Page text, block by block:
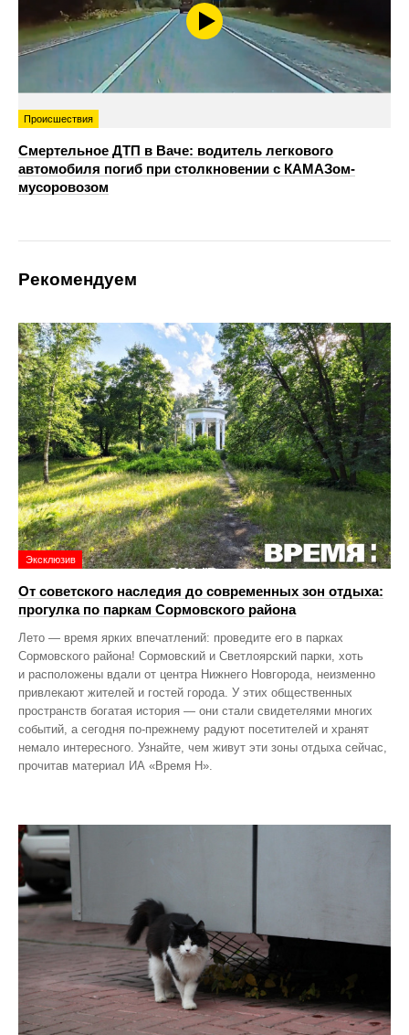
Происшествия
Смертельное ДТП в Ваче: водитель легкового
автомобиля погиб при столкновении с КАМАЗом-
мусоровозом
Рекомендуем
Эксклюзив
От советского наследия до современных зон отдыха:
прогулка по паркам Сормовского района
Лето — время ярких впечатлений: проведите его в парках
Сормовского района! Сормовский и Светлоярский парки, хоть
и расположены вдали от центра Нижнего Новгорода, неизменно
привлекают жителей и гостей города. У этих общественных
пространств богатая история — они стали свидетелями многих
событий, а сегодня по‑прежнему радуют посетителей и хранят
немало интересного. Узнайте, чем живут эти зоны отдыха сейчас,
прочитав материал ИА «Время Н».